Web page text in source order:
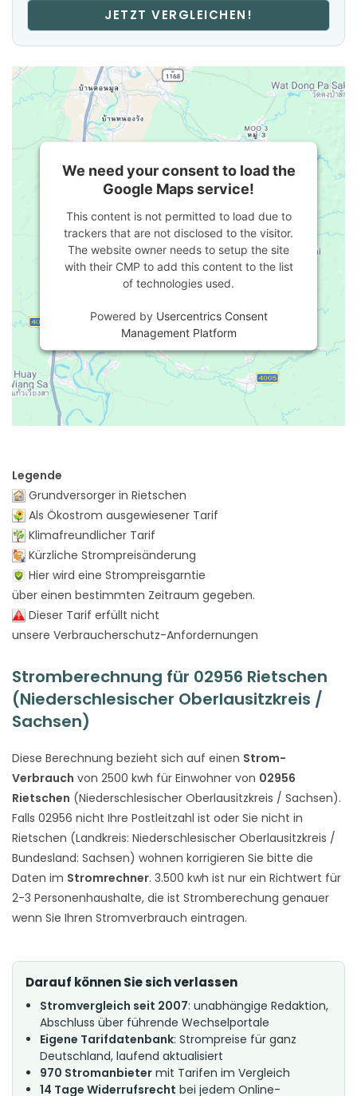
JETZT VERGLEICHEN!
We need your consent to load the
Google Maps service!
This content is not permitted to load due to
trackers that are not disclosed to the visitor.
The website owner needs to setup the site
with their CMP to add this content to the list
of technologies used.
Powered by Usercentrics Consent
Management Platform
Legende
Grundversorger in Rietschen
Als Ökostrom ausgewiesener Tarif
Klimafreundlicher Tarif
Kürzliche Strompreisänderung
Hier wird eine Strompreisgarntie
über einen bestimmten Zeitraum gegeben.
Dieser Tarif erfüllt nicht
unsere Verbraucherschutz-Anfordernungen
Stromberechnung für 02956 Rietschen
(Niederschlesischer Oberlausitzkreis /
Sachsen)
Diese Berechnung bezieht sich auf einen Strom-
Verbrauch von 2500 kwh für Einwohner von 02956
Rietschen (Niederschlesischer Oberlausitzkreis / Sachsen).
Falls 02956 nicht Ihre Postleitzahl ist oder Sie nicht in
Rietschen (Landkreis: Niederschlesischer Oberlausitzkreis /
Bundesland: Sachsen) wohnen korrigieren Sie bitte die
Daten im Stromrechner. 3.500 kwh ist nur ein Richtwert für
2-3 Personenhaushalte, die ist Stromberechung genauer
wenn Sie Ihren Stromverbrauch eintragen.
Darauf können Sie sich verlassen
Stromvergleich seit 2007: unabhängige Redaktion,
Abschluss über führende Wechselportale
Eigene Tarifdatenbank: Strompreise für ganz
Deutschland, laufend aktualisiert
970 Stromanbieter mit Tarifen im Vergleich
14 Tage Widerrufsrecht bei jedem Online-